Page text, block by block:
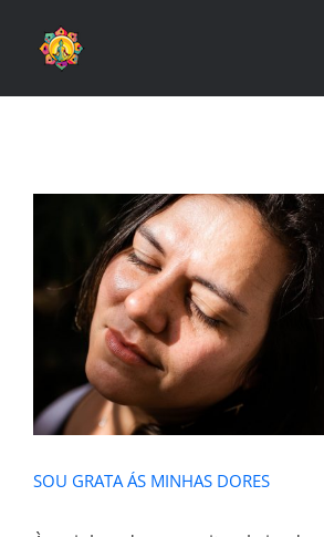
SOU GRATA ÁS
SOU GRATA ÁS MINHAS DORES